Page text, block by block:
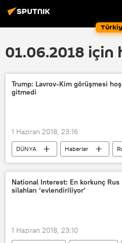
01.06.2018 için
Trump: Lavrov-Kim görüşmesi
gitmedi
1 Haziran 2018, 23:16
DÜNYA Haberler
ABD
Kuzey Kore
Sergey Lavrov
Kim Jong-un
National Interest: En korkunç Rus
silahları ‘evlendiriliyor’
1 Haziran 2018, 23:10